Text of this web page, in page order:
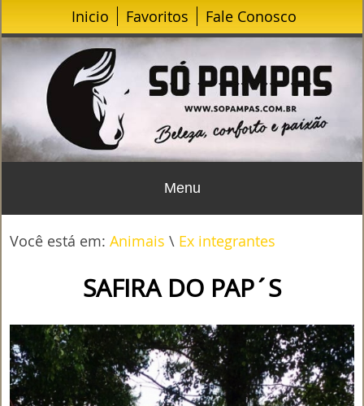
Inicio Favoritos Fale Conosco
Menu
Você está em: Animais \ Ex integrantes
SAFIRA DO PAP´S